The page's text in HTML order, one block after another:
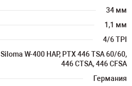
34 мм
1,1 мм
4/6 TPI
Siloma W-400 HAP, PTX 446 TSA 60/60,
446 CTSA, 446 CFSA
Германия